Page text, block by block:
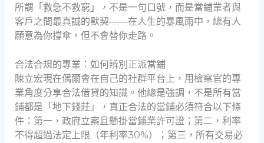
所謂「救急不救窮」，不是一句口號，而是當鋪業者與
客戶之間最真誠的默契——在人生的暴風雨中，總有人
願意為你撐傘，但不會替你走路。
合法合規的專業：如何辨別正派當鋪
陳立宏現在偶爾會在自己的社群平台上，用檢察官的專
業角度分享合法借貸的知識。他總是強調，不是所有當
鋪都是「地下錢莊」，真正合法的當鋪必須符合以下條
件：第一，政府立案且懸掛當鋪業許可證；第二，利率
不得超過法定上限（年利率30%）；第三，所有交易必